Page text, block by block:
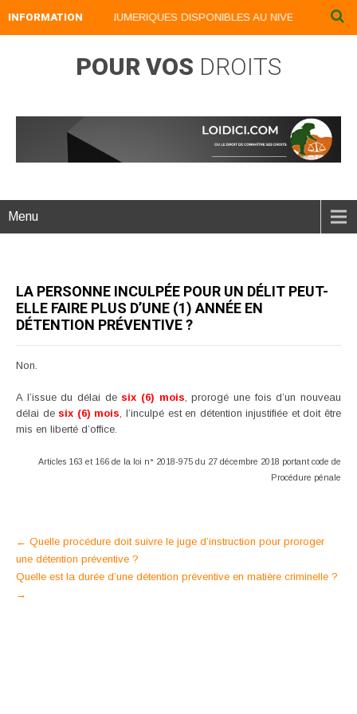
INFORMATION
NOS LIVRES NUMERIQUES DISPONIBLES AU NIVEAU DU
POUR VOS DROITS
Menu
LA PERSONNE INCULPÉE POUR UN DÉLIT PEUT-
ELLE FAIRE PLUS D’UNE (1) ANNÉE EN
DÉTENTION PRÉVENTIVE ?
Non.
A l’issue du délai de six (6) mois , prorogé une fois d’un nouveau
délai de six (6) mois , l’inculpé est en détention injustifiée et doit être
mis en liberté d’office.
Articles 163 et 166 de la loi n° 2018-975 du 27 décembre 2018 portant code de
Procédure pénale
Post
navigation
← Quelle procédure doit suivre le juge d’instruction pour proroger
une détention préventive ?
Quelle est la durée d’une détention préventive en matière criminelle ?
→